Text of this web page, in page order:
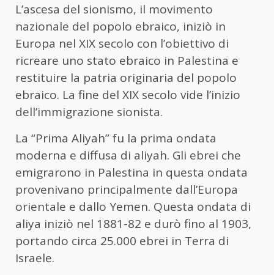
L’ascesa del sionismo, il movimento
nazionale del popolo ebraico, iniziò in
Europa nel XIX secolo con l’obiettivo di
ricreare uno stato ebraico in Palestina e
restituire la patria originaria del popolo
ebraico. La fine del XIX secolo vide l’inizio
dell’immigrazione sionista.
La “Prima Aliyah” fu la prima ondata
moderna e diffusa di aliyah. Gli ebrei che
emigrarono in Palestina in questa ondata
provenivano principalmente dall’Europa
orientale e dallo Yemen. Questa ondata di
aliya iniziò nel 1881-82 e durò fino al 1903,
portando circa 25.000 ebrei in Terra di
Israele.